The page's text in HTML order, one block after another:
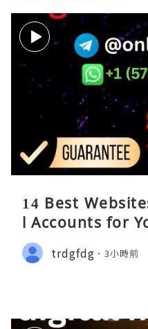
14 Best
l Accounts for
trdgfdg 3小時前